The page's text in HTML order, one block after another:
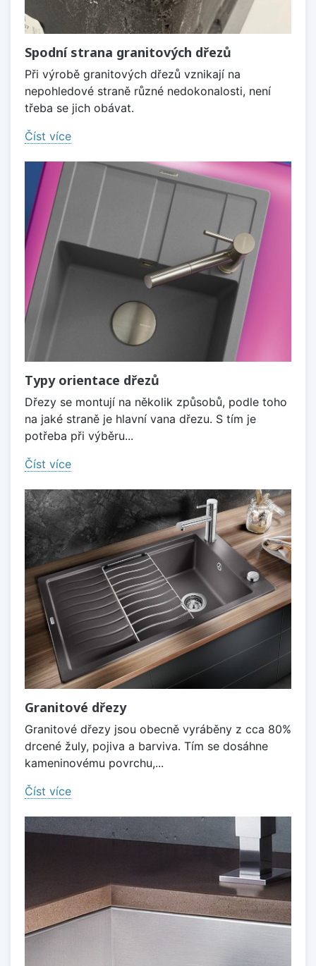
Spodní strana granitových dřezů
Při výrobě granitových dřezů vznikají na
nepohledové straně různé nedokonalosti, není
třeba se jich obávat.
Číst více
Typy orientace dřezů
Dřezy se montují na několik způsobů, podle toho
na jaké straně je hlavní vana dřezu. S tím je
potřeba při výběru...
Číst více
Granitové dřezy
Granitové dřezy jsou obecně vyráběny z cca 80%
drcené žuly, pojiva a barviva. Tím se dosáhne
kameninovému povrchu,...
Číst více